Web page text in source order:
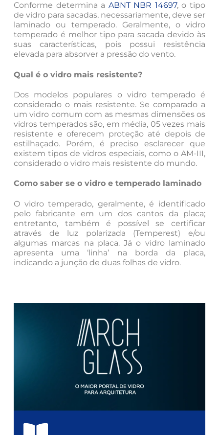
Conforme determina a ABNT NBR 14697, o tipo
de vidro para sacadas, necessariamente, deve ser
laminado ou temperado. Geralmente, o vidro
temperado é melhor tipo para sacada devido às
suas características, pois possui resistência
elevada para absorver a pressão do vento.
Qual é o vidro mais resistente?
Dos modelos populares o vidro temperado é
considerado o mais resistente. Se comparado a
um vidro comum com as mesmas dimensões os
vidros temperados são, em média, 05 vezes mais
resistente e oferecem proteção até depois de
estilhaçado. Porém, é preciso esclarecer que
existem tipos de vidros especiais, como o AM-III,
considerado o vidro mais resistente do mundo.
Como saber se o vidro e temperado laminado
O vidro temperado, geralmente, é identificado
pelo fabricante em um dos cantos da placa;
entretanto, também é possível se certificar
através de luz polarizada (Temperest) e/ou
algumas marcas na placa. Já o vidro laminado
apresenta uma ‘linha’ na borda da placa,
indicando a junção de duas folhas de vidro.